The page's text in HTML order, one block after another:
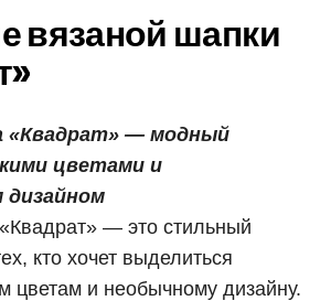
вязаной шапки
«Квадрат» — модный
цветами и
дизайном
— это стильный
кто хочет выделиться
цветам и необычному дизайну.